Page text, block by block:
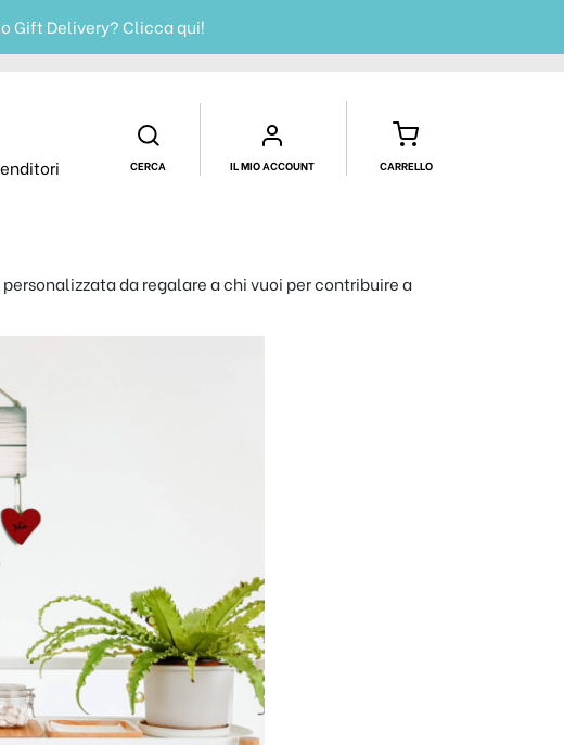
Gift Delivery? Clicca qui!
CERCA IL MIO ACCOUNT CARRELLO
da regalare a chi vuoi per contribuire a